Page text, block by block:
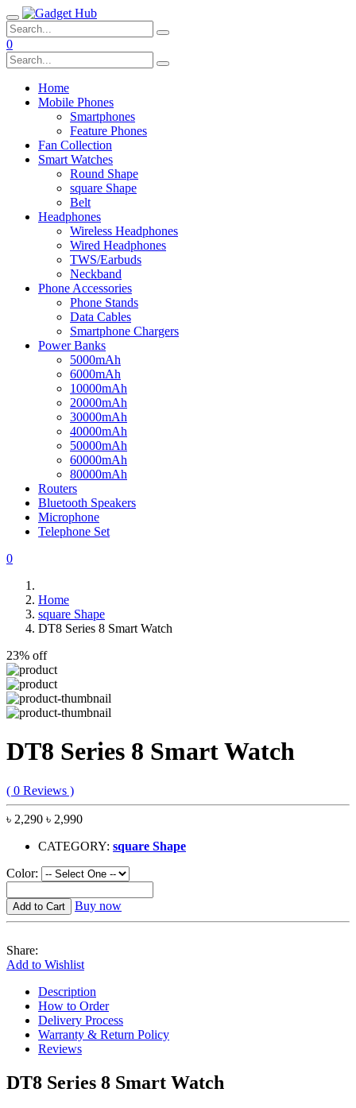
0
Home
Mobile Phones
Smartphones
Feature Phones
Fan Collection
Smart Watches
Round Shape
square Shape
Belt
Headphones
Wireless Headphones
Wired Headphones
TWS/Earbuds
Neckband
Phone Accessories
Phone Stands
Data Cables
Smartphone Chargers
Power Banks
5000mAh
6000mAh
10000mAh
20000mAh
30000mAh
40000mAh
50000mAh
60000mAh
80000mAh
Routers
Bluetooth Speakers
Microphone
Telephone Set
0
Home
square Shape
DT8 Series 8 Smart Watch
23% off
DT8 Series 8 Smart Watch
( 0 Reviews )
৳ 2,290 ৳ 2,990
CATEGORY: square Shape
Color:
Add to Cart Buy now
Share:
Add to Wishlist
Description
How to Order
Delivery Process
Warranty & Return Policy
Reviews
DT8 Series 8 Smart Watch